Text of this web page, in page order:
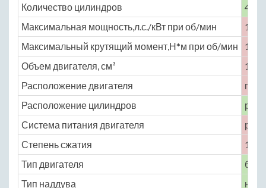
Количество цилиндров
4
Максимальная мощность,л.с./кВт при об/мин
109
Максимальный крутящий момент,Н*м при об/мин
140
Объем двигателя, см³
1497
Расположение двигателя
Расположение цилиндров
Система питания двигателя
Степень сжатия
10.5
Тип двигателя
Тип наддува
нет